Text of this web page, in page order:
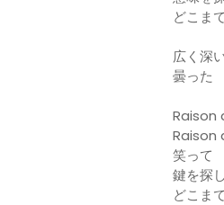
どこま
広く深
曇った
Raison
Raison
笑って
鍵を探
どこま